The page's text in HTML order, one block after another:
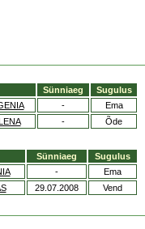
Sünniaeg
Sugulus
-
Ema
-
Õde
Sünniaeg
Sugulus
-
Ema
29.07.2008 Vend